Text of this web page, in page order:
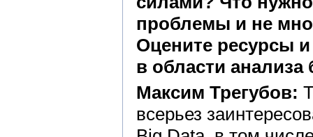
проблемы и не
Оцените ресурсы
в области
Максим Трегубов:
всерьез